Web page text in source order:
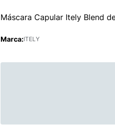
Máscara Capular Itely Blend
Marca:ITELY